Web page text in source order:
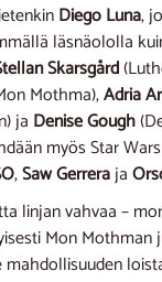
Diego Luna,
läsnäololla
Skarsgård
Mothma),Adria
ja Denise Gough
myös Star
,Saw Gerreraja
linjan vahvaa –
Mon
mahdollisuuden